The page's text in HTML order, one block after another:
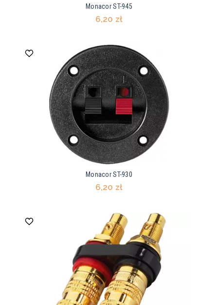
Monacor ST-945
6,20 zł
Monacor ST-930
6,20 zł